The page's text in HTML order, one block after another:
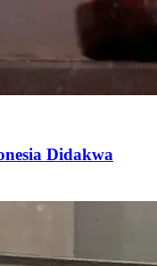
Didakwa